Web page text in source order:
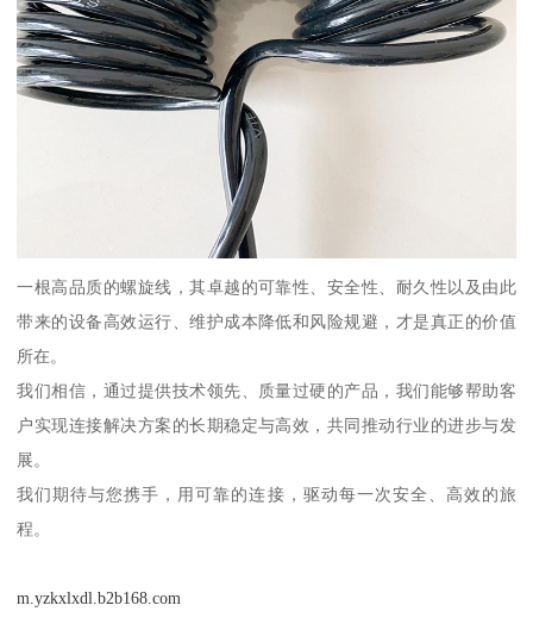
一根高品质的螺旋线，其卓越的可靠性、安全性、耐久性以及由此
带来的设备高效运行、维护成本降低和风险规避，才是真正的价值
所在。
我们相信，通过提供技术领先、质量过硬的产品，我们能够帮助客
户实现连接解决方案的长期稳定与高效，共同推动行业的进步与发
展。
我们期待与您携手，用可靠的连接，驱动每一次安全、高效的旅
程。
m.yzkxlxdl.b2b168.com